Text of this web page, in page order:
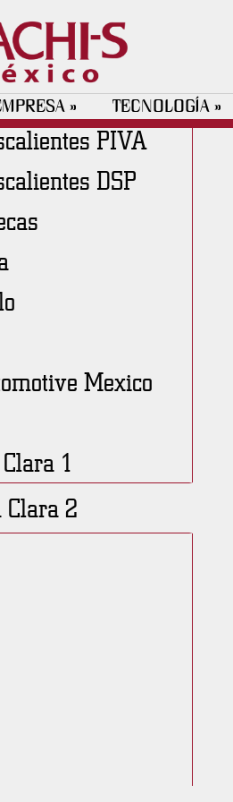
» TECNOLOGÍA »
PIVA
DSP
Mexico
1
Clara 2